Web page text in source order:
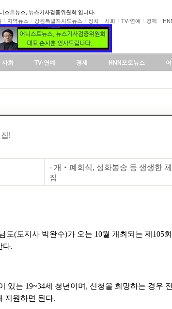
스트뉴스, 뉴스기사검증위원회 입니다.
지역뉴스 강원특별자치도뉴스 정치 사회 TV·연예 경제
사회 TV·연예 경제 HNN포토뉴스
!
- 개‧폐회식, 성화봉송 등 생생한
집
(도지사 박완수)가 오는 10월 개최되는 제105
다.
있는 19~34세 청년이며, 신청을 희망하는 경우
지원하면 된다.